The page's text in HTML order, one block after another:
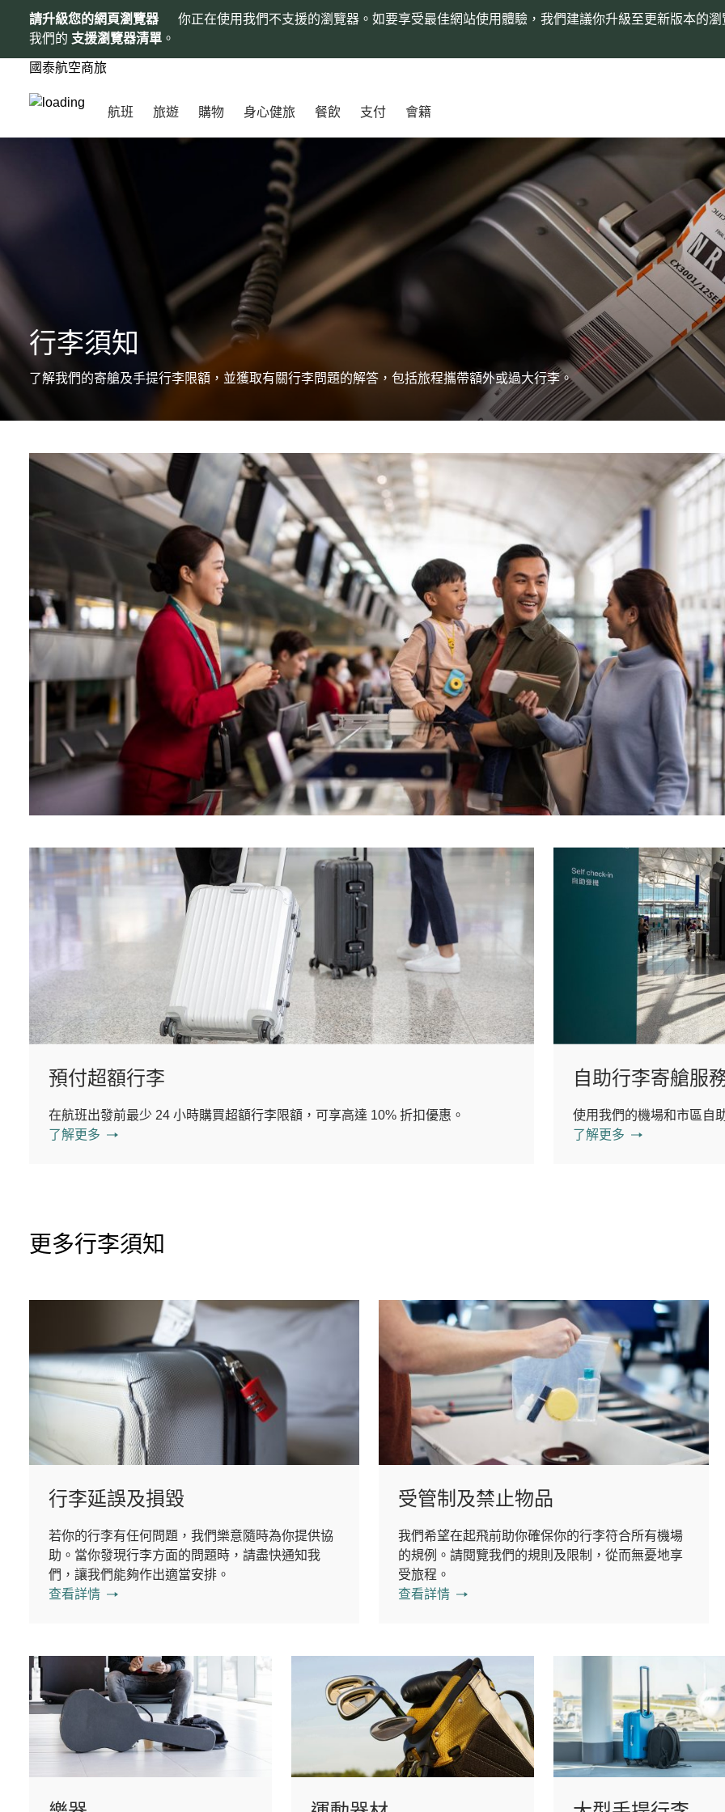
請升級您的網頁瀏覽器
你正在使用我們不支援的瀏覽器。如要享受最佳網站使用體驗，我們建議你升級至更新版本的
我們的 支援瀏覽器清單 。
國泰航空商旅
航班 旅遊 購物 身心健旅 餐飲 支付 會籍
行李須知
了解我們的寄艙及手提行李限額，並獲取有關行李問題的解答，包括旅程攜帶額外或過大行李。
預付超額行李
在航班出發前最少 24 小時購買超額行李限額，可享高達 10% 折扣優惠。
了解更多
自助行李寄艙服
使用我們的機場和市區自
了解更多
更多行李須知
行李延誤及損毀
若你的行李有任何問題，我們樂意隨時為你提供協
助。當你發現行李方面的問題時，請盡快通知我
們，讓我們能夠作出適當安排。
查看詳情
受管制及禁止物品
我們希望在起飛前助你確保你的行李符合所有機場
的規例。請閱覽我們的規則及限制，從而無憂地享
受旅程。
查看詳情